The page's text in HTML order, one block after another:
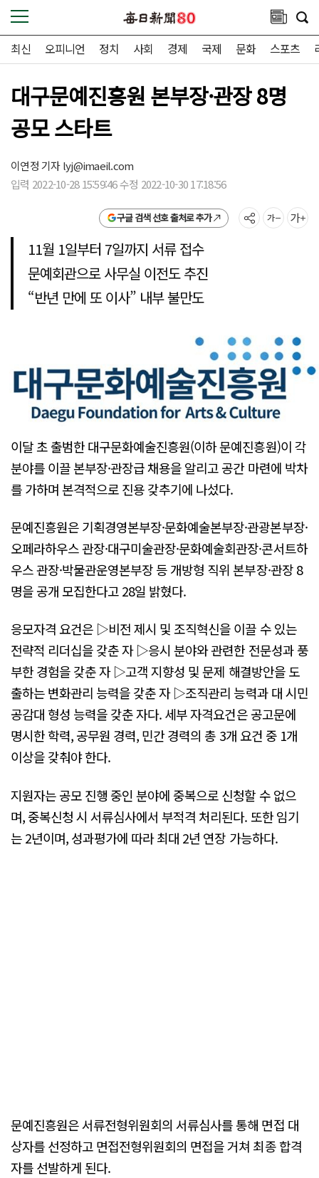
최신 오피니언 정치 사회 경제 국제 문화 스포츠
대구문예진흥원 본부장·관장 8명
공모 스타트
이연정 기자lyj@imaeil.com
입력 2022-10-28 15:59:46 수정 2022-10-30 17:18:56
구글 검색 선호 출처로 추가
11월 1일부터 7일까지 서류 접수
문예회관으로 사무실 이전도 추진
“반년 만에 또 이사” 내부 불만도
이달 초 출범한 대구문화예술진흥원(이하 문예진흥원)이 각
분야를 이끌 본부장·관장급 채용을 알리고 공간 마련에 박차
를 가하며 본격적으로 진용 갖추기에 나섰다.
문예진흥원은 기획경영본부장·문화예술본부장·관광본부장·
오페라하우스 관장·대구미술관장·문화예술회관장·콘서트하
우스 관장·박물관운영본부장 등 개방형 직위 본부장·관장 8
명을 공개 모집한다고 28일 밝혔다.
응모자격 요건은 ▷비전 제시 및 조직혁신을 이끌 수 있는
전략적 리더십을 갖춘 자 ▷응시 분야와 관련한 전문성과 풍
부한 경험을 갖춘 자 ▷고객 지향성 및 문제 해결방안을 도
출하는 변화관리 능력을 갖춘 자 ▷조직관리 능력과 대 시민
공감대 형성 능력을 갖춘 자다. 세부 자격요건은 공고문에
명시한 학력, 공무원 경력, 민간 경력의 총 3개 요건 중 1개
이상을 갖춰야 한다.
지원자는 공모 진행 중인 분야에 중복으로 신청할 수 없으
며, 중복신청 시 서류심사에서 부적격 처리된다. 또한 임기
는 2년이며, 성과평가에 따라 최대 2년 연장 가능하다.
문예진흥원은 서류전형위원회의 서류심사를 통해 면접 대
상자를 선정하고 면접전형위원회의 면접을 거쳐 최종 합격
자를 선발하게 된다.